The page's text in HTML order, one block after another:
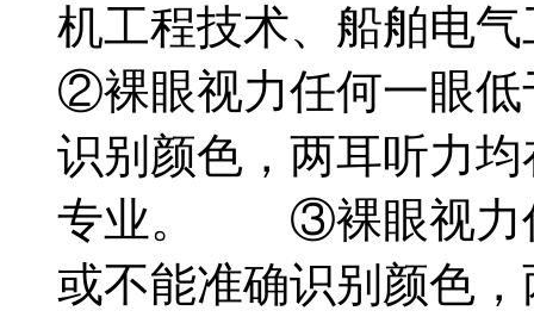
机工程技术、船舶
②裸眼视力任何一眼低
识别颜色，两耳听力
专业。 ③裸眼视力任
或不能准确识别颜色